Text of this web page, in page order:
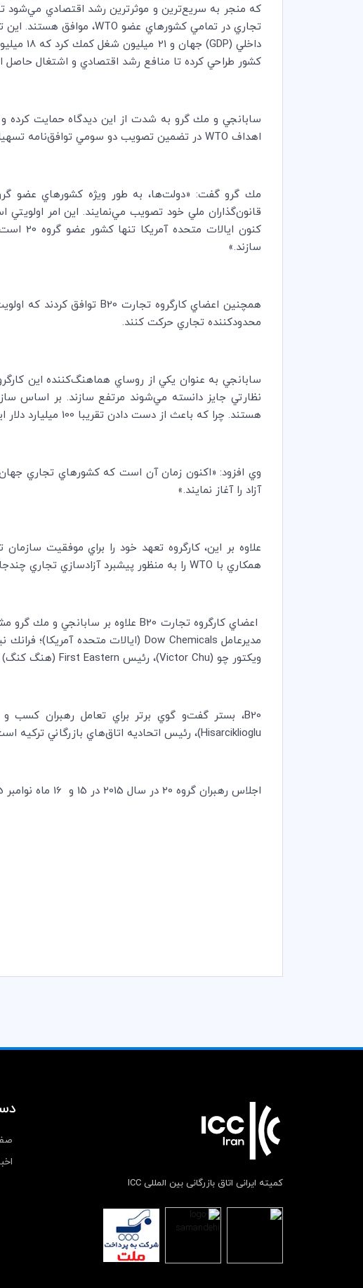
كه منجر به سريع‌ترين و موثرترين رشد اقتصادي مي‌شود
تجاري در تمامي كشورهاي عضوWTO، موافق هستند. اين
داخلي (GDP
)
كشور طراحي كرده تا منافع رشد اقتصادي و اشتغال حاصل
سابانجي و مك گرو به شدت از اين ديدگاه حمايت كرده
اهداف WTO در تضمين تصويب دو سومي توافق‌نامه
قانون‌گذاران ملي خود تصويب مي‌نمايند. اين امر
سازند.»
همچنين اعضاي كارگروه تجارت B20توافق كردند كه
محدودكننده تجاري حركت كنند.
سابانجي به عنوان يكي از روساي هماهنگ‌كننده اين
نظارتي جايز دانسته مي‌شوند مرتفع سازند. بر اساس
هستند. چرا كه باعث از دست دادن تقريبا 100 ميليارد دلار ايالات متحده آمريكا در تجارت جهاني مي‌شوند و بر 8/3 ميليون شغل تاثير مي‌گذارند.»
وي افزود: «اكنون زمان آن است كه كشورهاي تجاري
آزاد را آغاز نمايند.»
علاوه بر اين،‌ كارگروه تعهد خود را براي موفقيت
همكاري با WTO را به منظور پيشبرد آزادسازي تجاري
اعضاي كارگروه تجارت B20علاوه بر سابانجي و مك گرو
مديرعامل Dow Chemicals (ايالات متحده آمريكا)؛ فرانك
ويكتور چو (Victor Chu)،‌ رئيس First Eastern (هنگ كنگ)
B20،‌ بستر گفت‌و گوي برتر براي تعامل رهبران كسب و كار
Hisarciklioglu)،‌ رئيس اتحاديه اتاق‌هاي بازرگاني تركيه
اجلاس رهبران گروه 20 در سال 2015 در 15 و 16 ماه نوامبر 2015 (برابر با 24 و 25 آبان ماه 1394) در آنتاليا برگزار خواهد شد.
کمیته ایرانی اتاق بازرگانی بین المللی ICC